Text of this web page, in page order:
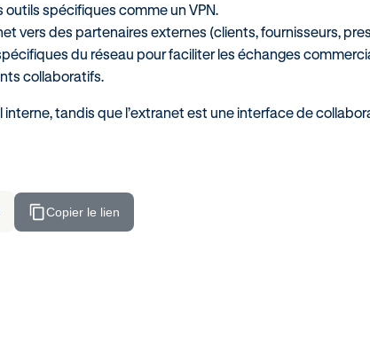
outils spécifiques comme un VPN.
vers des partenaires externes (clients, fournisseurs,
du réseau pour faciliter les échanges
collaboratifs.
interne, tandis que l’extranet est une interface de
Copier le lien